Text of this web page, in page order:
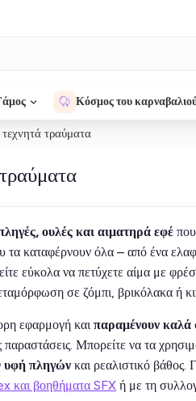
Κόσμος του
τραύματα
ουλές και αιματηρά εφέ
τα καταφέρνουν όλα – από ένα
εύκολα να πετύχετε αίμα με
σε ζόμπι, βρικόλακα ή
εφαρμογή καιπαραμένουν καλά
παραστάσεις. Μπορείτε να τα
υφή πληγών και ρεαλιστικό
και βοηθήματα SFX ή με τη